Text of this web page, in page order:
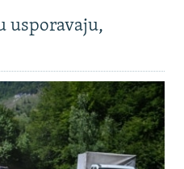
usporavaju,